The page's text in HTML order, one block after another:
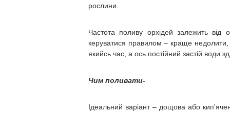
рослини.
Частота поливу орхідей залежить від
керуватися правилом – краще недолити,
якийсь час, а ось постійний застій води
Чим поливати-
Ідеальний варіант – дощова або